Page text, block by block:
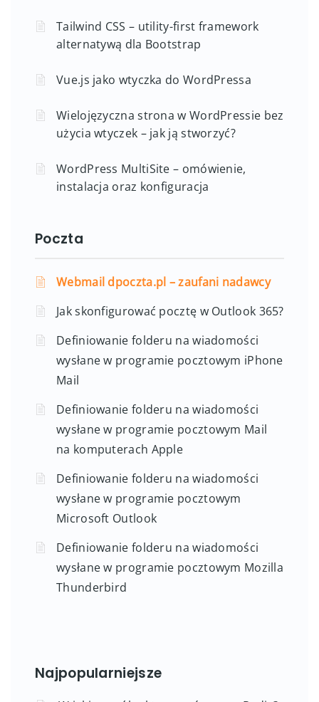
Tailwind CSS – utility-first framework
alternatywą dla Bootstrap
Vue.js jako wtyczka do WordPressa
Wielojęzyczna strona w WordPressie bez
użycia wtyczek – jak ją stworzyć?
WordPress MultiSite – omówienie,
instalacja oraz konfiguracja
Poczta
Webmail dpoczta.pl – zaufani nadawcy
Jak skonfigurować pocztę w Outlook 365?
Definiowanie folderu na wiadomości
wysłane w programie pocztowym iPhone
Mail
Definiowanie folderu na wiadomości
wysłane w programie pocztowym Mail
na komputerach Apple
Definiowanie folderu na wiadomości
wysłane w programie pocztowym
Microsoft Outlook
Definiowanie folderu na wiadomości
wysłane w programie pocztowym Mozilla
Thunderbird
Najpopularniejsze